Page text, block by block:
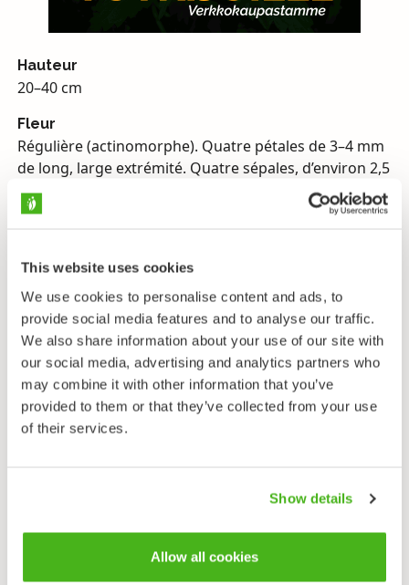
This website uses cookies
We use cookies to personalise content and ads, to
provide social media features and to analyse our traffic.
We also share information about your use of our site with
our social media, advertising and analytics partners who
may combine it with other information that you’ve
provided to them or that they’ve collected from your use
of their services.
Show details
Allow all cookies
Hauteur
20–40 cm
Fleur
Régulière (actinomorphe). Quatre pétales de 3–4 mm
de long, large extrémité. Quatre sépales, d’environ 2,5
mm de long, pointes arrondies et bords
membraneux. Pistil formé par deux carpelles soudés.
Feuilles
Alternes, glabres. Feuilles basales munies de pétiole
fanant hâtivement. Feuilles caulinaires sessiles,
oblongues à étroitement triangulaires, base sagittée,
et dentelées en bords à grandes dents.
Fruit
Longue cosse de 10–15 mm de long divisée en deux
par une paroi membraneuse (silique). Cosse aplatie,
court. Le pédoncule du fruit est d’une longueur